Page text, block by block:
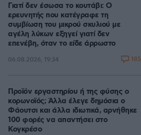
Γιατί δεν έσωσα το κουτάβι: Ο
ερευνητής που κατέγραφε τη
συμβίωση του μικρού σκυλιού με
αγέλη λύκων εξηγεί γιατί δεν
επενέβη, όταν το είδε άρρωστο
06.08.2026, 19:34 185
Προϊόν εργαστηρίου ή της φύσης ο
κορωνοϊός; Άλλα έλεγε δημόσια ο
Φάουτσι και άλλα ιδιωτικά, αρνήθηκε
100 φορές να απαντήσει στο
Κογκρέσο